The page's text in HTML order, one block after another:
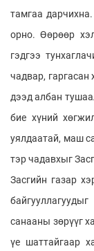
тамгаа
орно. Өөрөөр
гэдгээ
чадвар,
дээд албан
бие хүний
уялдаатай, маш
тэр чадавхыг
Засгийн газар
санааны зөрүүг
үе шаттайгаар